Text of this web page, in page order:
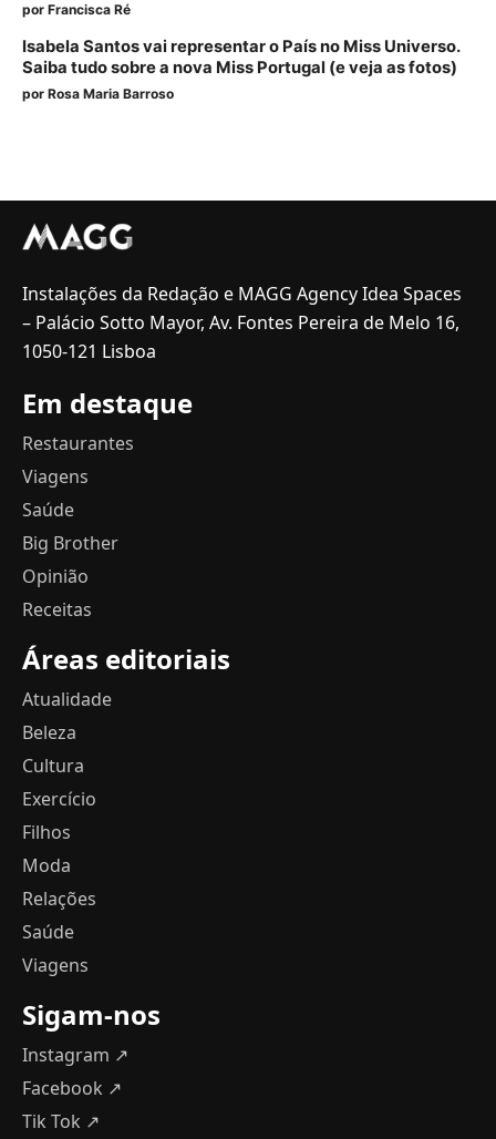
por Francisca Ré
Isabela Santos vai representar o País no Miss Universo.
Saiba tudo sobre a nova Miss Portugal (e veja as fotos)
por Rosa Maria Barroso
Instalações da Redação e MAGG Agency Idea Spaces
– Palácio Sotto Mayor, Av. Fontes Pereira de Melo 16,
1050-121 Lisboa
Em destaque
Restaurantes
Viagens
Saúde
Big Brother
Opinião
Receitas
Áreas editoriais
Atualidade
Beleza
Cultura
Exercício
Filhos
Moda
Relações
Saúde
Viagens
Sigam-nos
Instagram ↗
Facebook ↗
Tik Tok ↗